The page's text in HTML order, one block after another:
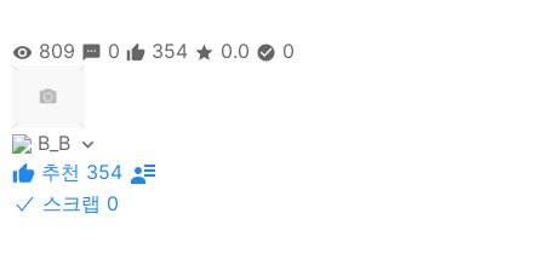
809 0 354 0.0 0
B_B
추천 354
스크랩 0